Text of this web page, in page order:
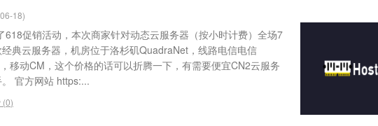
18)
618促销活动，本次商家针对动态云服务器（按小时计费）全场7
典云服务器，机房位于洛杉矶QuadraNet，线路电信电信
移动CM，这个价格的话可以折腾一下，有需要便宜CN2云服务
官方网站 https:...
(0)